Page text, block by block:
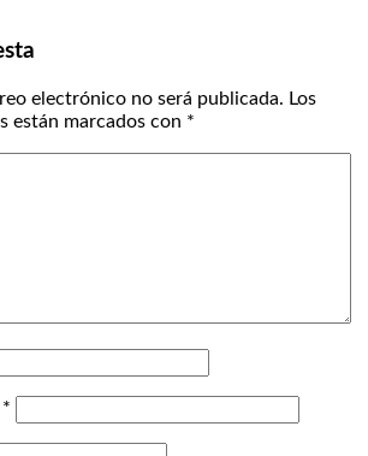
electrónico no será publicada. Los
están marcados con *
*